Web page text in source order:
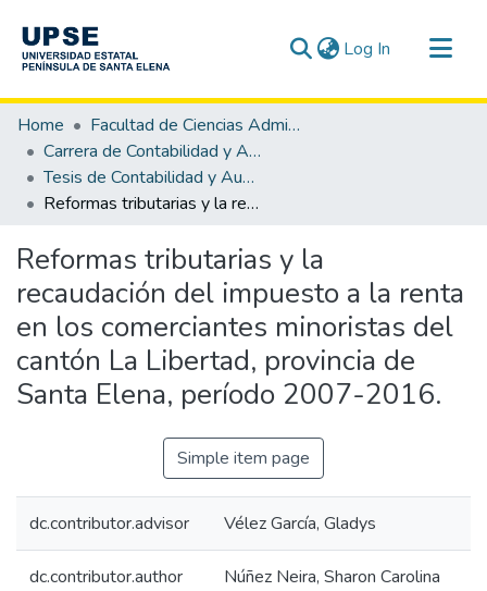
Log In (current)
Communities & Collections
All of DSpace
Statistics
Home
Facultad de Ciencias Administrativas
Carrera de Contabilidad y Auditoría
Tesis de Contabilidad y Auditoría
Reformas tributarias y la recaudación del impuesto a la renta en los comerciantes minoristas del cantón La Libertad, provincia de Santa Elena, período 2007-2016.
Reformas tributarias y la
recaudación del impuesto a la renta
en los comerciantes minoristas del
cantón La Libertad, provincia de
Santa Elena, período 2007-2016.
Simple item page
dc.contributor.advisor Vélez García, Gladys
dc.contributor.author Núñez Neira, Sharon Carolina